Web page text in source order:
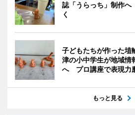
誌「うらっち」制作
く
子どもたちが作った
津の小中学生が地域情
へ プロ講座で表現力
もっと見る